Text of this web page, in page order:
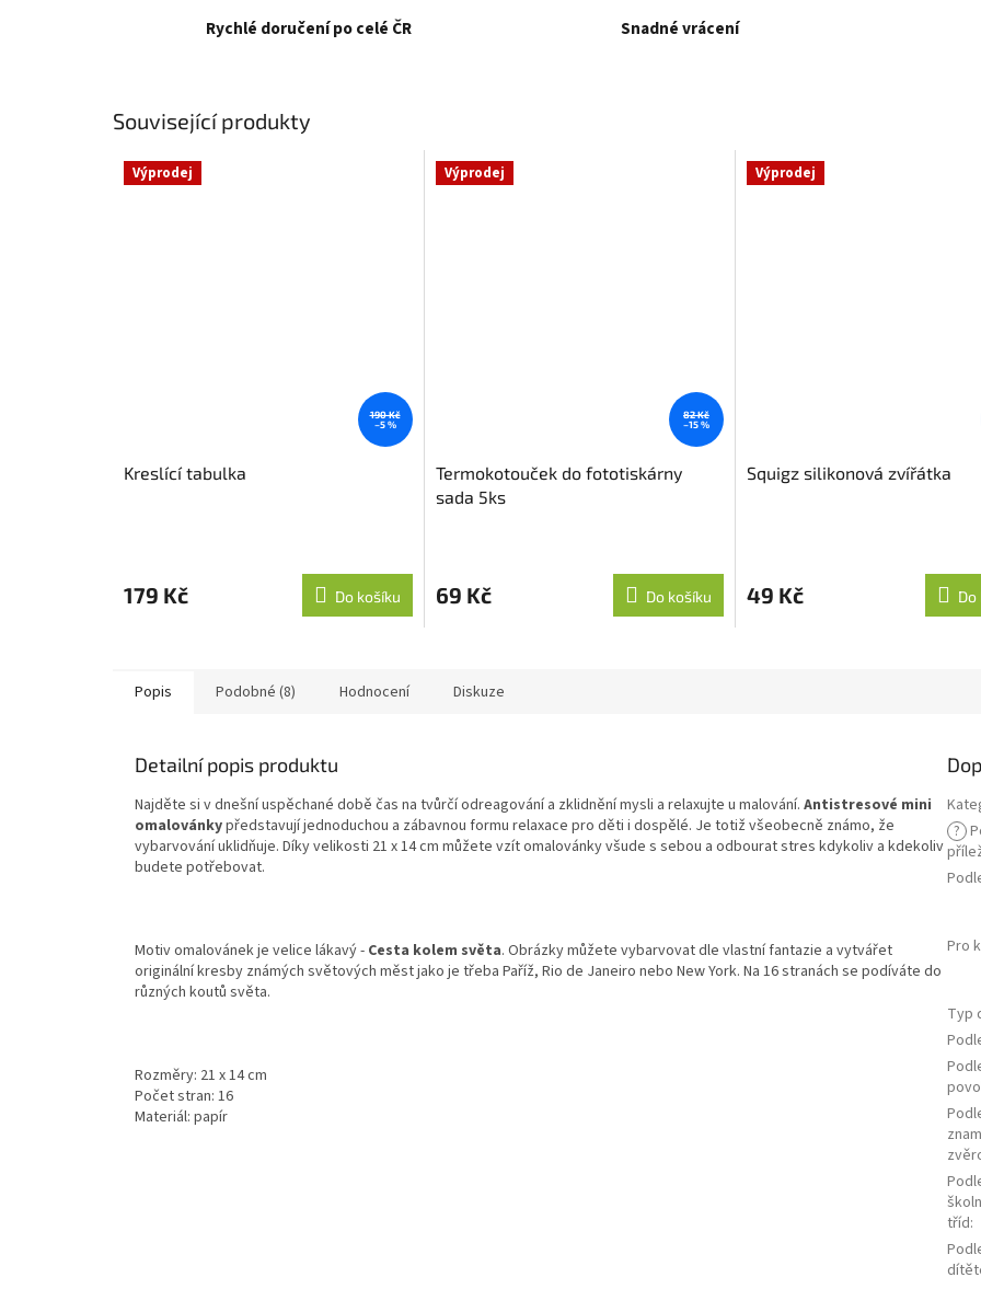
Rychlé doručení po celé ČR Snadné vrácení
Související produkty
Výprodej
190 Kč
–5 %
Kreslící tabulka
179 Kč Do košíku
Výprodej
82 Kč
–15 %
Termokotouček do fototiskárny
sada 5ks
69 Kč Do košíku
Výprodej
Squigz silikonová zvířátka
49 Kč Do
Popis Podobné (8) Hodnocení Diskuze
Detailní popis produktu
Najděte si v dnešní uspěchané době čas na tvůrčí odreagování a zklidnění mysli a relaxujte u malování. Antistresové mini
omalovánkypředstavují jednoduchou a zábavnou formu relaxace pro děti i dospělé. Je totiž všeobecně známo, že
vybarvování uklidňuje. Díky velikosti 21 x 14 cm můžete vzít omalovánky všude s sebou a odbourat stres kdykoliv a kdekoliv
budete potřebovat.
Motiv omalovánek je velice lákavý - Cesta kolem světa. Obrázky můžete vybarvovat dle vlastní fantazie a vytvářet
originální kresby známých světových měst jako je třeba Paříž, Rio de Janeiro nebo New York. Na 16 stranách se podíváte do
různých koutů světa.
Rozměry: 21 x 14 cm
Počet stran: 16
Materiál: papír
?
Pro
Typ
tříd: